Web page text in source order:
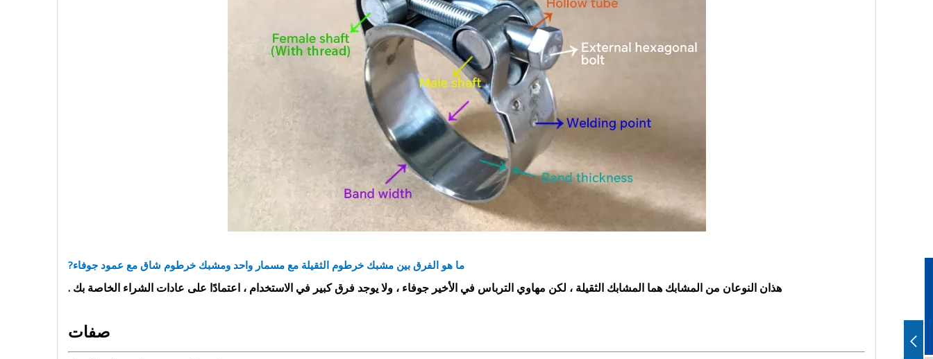
ما هو الفرق بين مشبك خرطوم الثقيلة مع مسمار واحد ومشبك خرطوم شاق مع عمود جوفاء?
هذان النوعان من المشابك هما المشابك الثقيلة ، لكن مهاوي الترباس في الأخير جوفاء ، ولا يوجد فرق كبير في الاستخدام ، اعتمادًا على عادات الشراء الخاصة بك .
صفات